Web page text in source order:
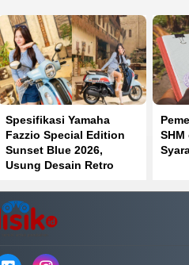
Spesifikasi Yamaha
Fazzio Special Edition
Sunset Blue 2026,
Usung Desain Retro
Core Hybrid 125 cc